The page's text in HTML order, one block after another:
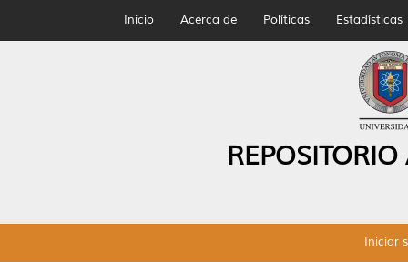
Inicio Acerca de Políticas Estadísticas
Iniciar